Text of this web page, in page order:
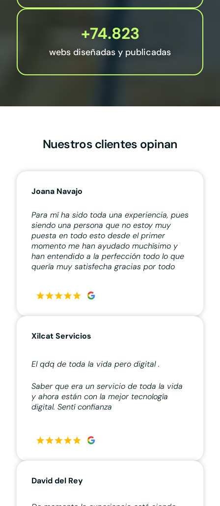
+74.823
webs diseñadas y publicadas
Nuestros clientes opinan
Joana Navajo
Para mí ha sido toda una experiencia, pues
siendo una persona que no estoy muy
puesta en todo esto desde el primer
momento me han ayudado muchísimo y
han entendido a la perfección todo lo que
quería muy satisfecha gracias por todo
Xilcat Servicios
El qdq de toda la vida pero digital .
Saber que era un servicio de toda la vida
y ahora están con la mejor tecnología
digital. Sentí confianza
David del Rey